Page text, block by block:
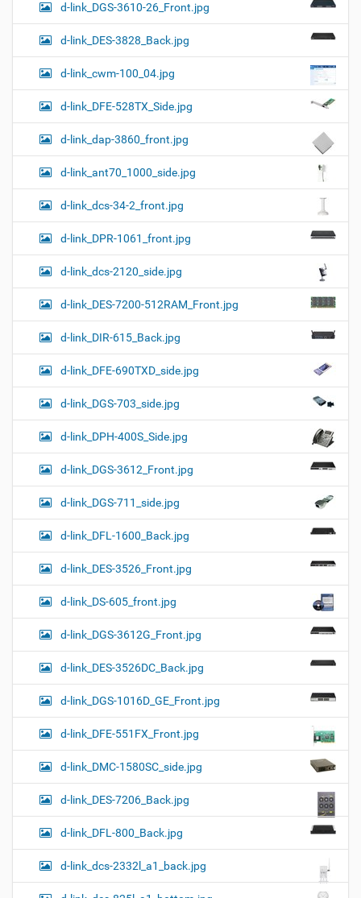
d-link_DGS-3610-26_Front.jpg
d-link_DES-3828_Back.jpg
d-link_cwm-100_04.jpg
d-link_DFE-528TX_Side.jpg
d-link_dap-3860_front.jpg
d-link_ant70_1000_side.jpg
d-link_dcs-34-2_front.jpg
d-link_DPR-1061_front.jpg
d-link_dcs-2120_side.jpg
d-link_DES-7200-512RAM_Front.jpg
d-link_DIR-615_Back.jpg
d-link_DFE-690TXD_side.jpg
d-link_DGS-703_side.jpg
d-link_DPH-400S_Side.jpg
d-link_DGS-3612_Front.jpg
d-link_DGS-711_side.jpg
d-link_DFL-1600_Back.jpg
d-link_DES-3526_Front.jpg
d-link_DS-605_front.jpg
d-link_DGS-3612G_Front.jpg
d-link_DES-3526DC_Back.jpg
d-link_DGS-1016D_GE_Front.jpg
d-link_DFE-551FX_Front.jpg
d-link_DMC-1580SC_side.jpg
d-link_DES-7206_Back.jpg
d-link_DFL-800_Back.jpg
d-link_dcs-2332l_a1_back.jpg